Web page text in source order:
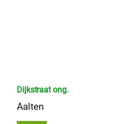
Dijkstraat ong.
Aalten